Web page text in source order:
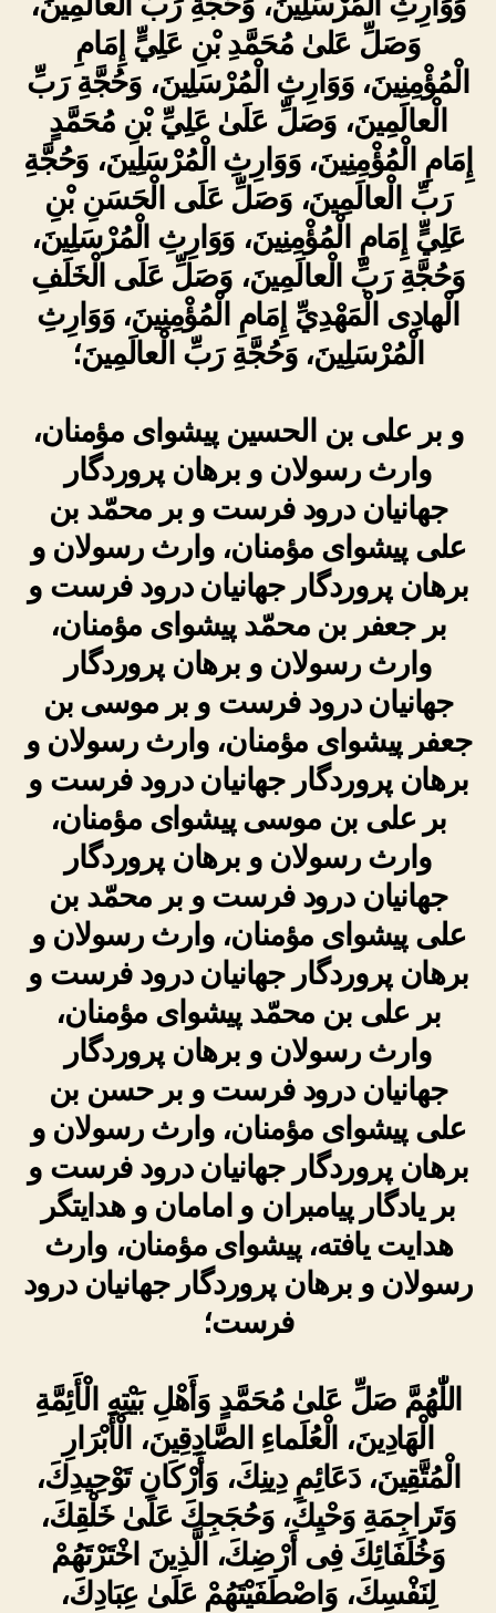
وَصَلِّ عَلىٰ مُحَمَّدِ بْنِ عَلِيٍّ إِمَامِ
الْمُؤْمِنِينَ، وَوَارِثِ الْمُرْسَلِينَ، وَحُجَّةِ رَبِّ
الْعالَمِينَ، وَصَلِّ عَلَىٰ عَلِيِّ بْنِ مُحَمَّدٍ
إِمَامِ الْمُؤْمِنِينَ، وَوَارِثِ الْمُرْسَلِينَ، وَحُجَّةِ
رَبِّ الْعالَمِينَ، وَصَلِّ عَلَى الْحَسَنِ بْنِ
عَلِيٍّ إِمَامِ الْمُؤْمِنِينَ، وَوَارِثِ الْمُرْسَلِينَ،
وَحُجَّةِ رَبِّ الْعالَمِينَ، وَصَلِّ عَلَى الْخَلَفِ
الْهادِى الْمَهْدِيِّ إِمَامِ الْمُؤْمِنِينَ، وَوَارِثِ
الْمُرْسَلِينَ، وَحُجَّةِ رَبِّ الْعالَمِينَ؛
و بر علی بن الحسین پیشوای مؤمنان،
وارث رسولان و برهان پروردگار
جهانیان درود فرست و بر محمّد بن
علی پیشوای مؤمنان، وارث رسولان و
برهان پروردگار جهانیان درود فرست و
بر جعفر بن محمّد پیشوای مؤمنان،
وارث رسولان و برهان پروردگار
جهانیان درود فرست و بر موسی بن
جعفر پیشوای مؤمنان، وارث رسولان و
برهان پروردگار جهانیان درود فرست و
بر علی بن موسی پیشوای مؤمنان،
وارث رسولان و برهان پروردگار
جهانیان درود فرست و بر محمّد بن
علی پیشوای مؤمنان، وارث رسولان و
برهان پروردگار جهانیان درود فرست و
بر علی بن محمّد پیشوای مؤمنان،
وارث رسولان و برهان پروردگار
جهانیان درود فرست و بر حسن بن
علی پیشوای مؤمنان، وارث رسولان و
برهان پروردگار جهانیان درود فرست و
بر یادگار پیامبران و امامان و هدایتگر
هدایت یافته، پیشوای مؤمنان، وارث
رسولان و برهان پروردگار جهانیان درود
فرست؛
اللّٰهُمَّ صَلِّ عَلىٰ مُحَمَّدٍ وَأَهْلِ بَيْتِهِ الْأَئِمَّةِ
الْهَادِينَ، الْعُلَماءِ الصَّادِقِينَ، الْأَبْرَارِ
الْمُتَّقِينَ، دَعَائِمِ دِينِكَ، وَأَرْكَانِ تَوْحِيدِكَ،
وَتَراجِمَةِ وَحْيِكَ، وَحُجَجِكَ عَلَىٰ خَلْقِكَ،
وَخُلَفَائِكَ فِى أَرْضِكَ، الَّذِينَ اخْتَرْتَهُمْ
لِنَفْسِكَ، وَاصْطَفَيْتَهُمْ عَلَىٰ عِبَادِكَ،